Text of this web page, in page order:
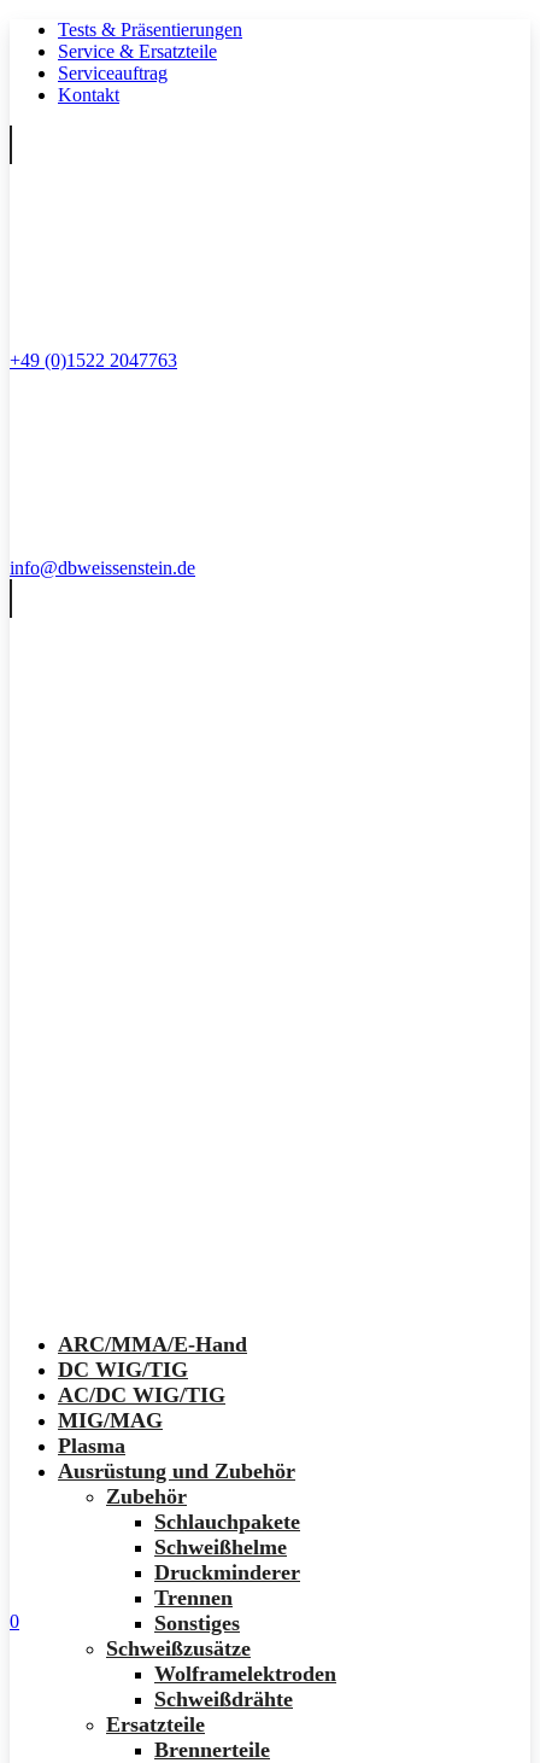
Tests & Präsentierungen
Service & Ersatzteile
Serviceauftrag
Kontakt
+49 (0)1522 2047763
info@dbweissenstein.de
ARC/MMA/E-Hand
DC WIG/TIG
AC/DC WIG/TIG
MIG/MAG
Plasma
Ausrüstung und Zubehör
Zubehör
Schlauchpakete
Schweißhelme
Druckminderer
Trennen
Sonstiges
Schweißzusätze
Wolframelektroden
Schweißdrähte
Ersatzteile
Brennerteile
0